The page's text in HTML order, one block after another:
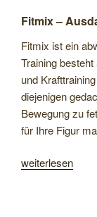
Fitmix –
Fitmix ist ein
Training
und
diejenigen
Bewegung zu
für Ihre Figur
„Freie
weiterlesen